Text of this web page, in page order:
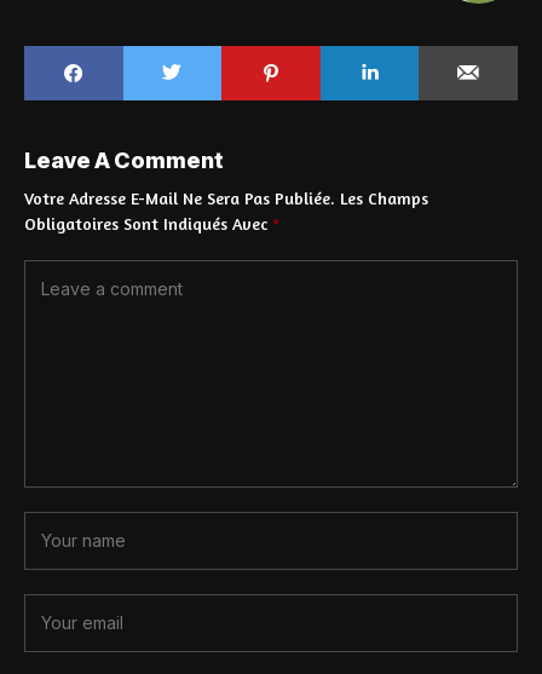
Leave A Comment
Votre Adresse E-Mail Ne Sera Pas Publiée. Les Champs
Obligatoires Sont Indiqués Avec *